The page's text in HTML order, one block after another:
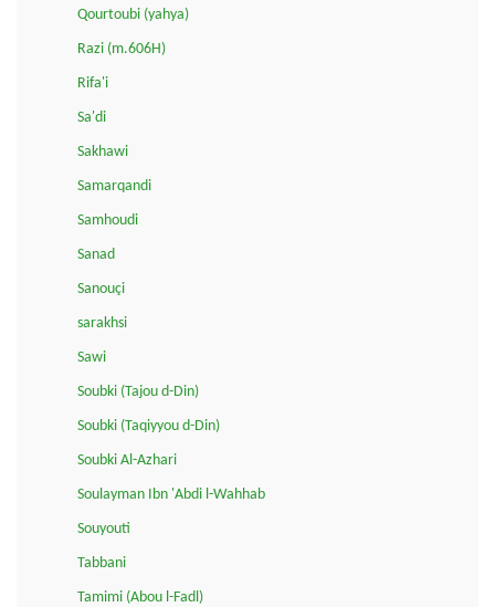
Qourtoubi (yahya)
Razi (m.606H)
Rifa'i
Sa'di
Sakhawi
Samarqandi
Samhoudi
Sanad
Sanouçi
sarakhsi
Sawi
Soubki (Tajou d-Din)
Soubki (Taqiyyou d-Din)
Soubki Al-Azhari
Soulayman Ibn 'Abdi l-Wahhab
Souyouti
Tabbani
Tamimi (Abou l-Fadl)